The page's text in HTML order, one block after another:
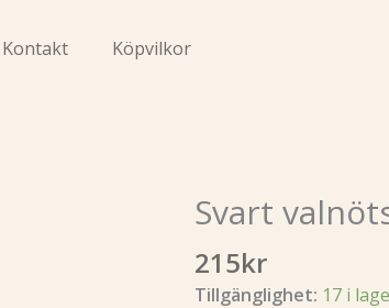
Kontakt Köpvilkor
Svart
215kr
Tillgänglighet: 17 i
Svart
valnötsskal
50
ml